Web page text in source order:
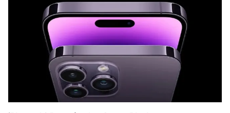
Chất lượng cuộc sống
Học trực tuyến
Công nghệ
Hitech Công nghệ tương lai
Thị trường
Giao lưu trực tuyến
Lịch phát sóng
Chuyên mục khác